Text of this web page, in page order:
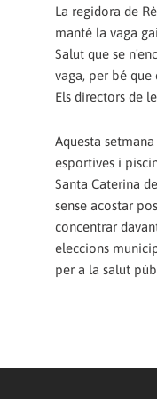
La regidora de
manté la vaga
Salut que se
vaga, per bé
Els directors de
Aquesta
esportives i
Santa Caterina
sense acostar
concentrar
eleccions
per a la salut